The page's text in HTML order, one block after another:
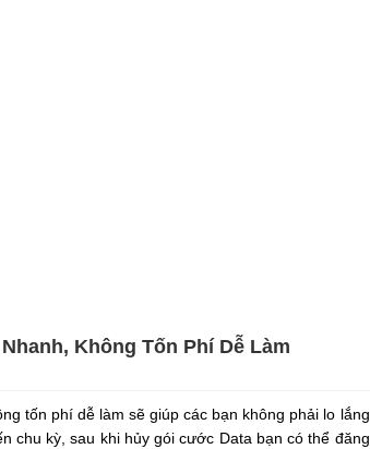
Không Tốn Phí Dễ Làm
tốn phí dễ làm sẽ giúp các bạn không phải lo lắng
chu kỳ, sau khi hủy gói cước Data bạn có thể đăng